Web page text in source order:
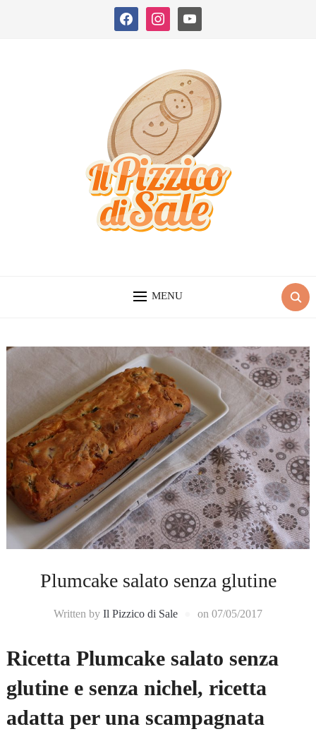
facebook instagram youtube
MENU
Plumcake salato senza glutine
Written by Il Pizzico di Sale on 07/05/2017
Ricetta Plumcake salato senza
glutine e senza nichel, ricetta
adatta per una scampagnata